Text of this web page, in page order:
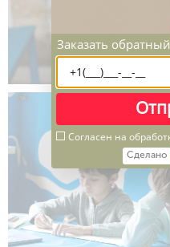
Заказать
Согласен на
Сделано